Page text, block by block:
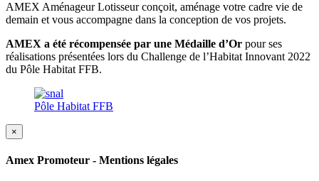
AMEX Aménageur Lotisseur conçoit, aménage votre cadre vie de
demain et vous accompagne dans la conception de vos projets.
AMEX a été récompensée par une Médaille d’Or pour ses
réalisations présentées lors du Challenge de l’Habitat Innovant 2022
du Pôle Habitat FFB.
Pôle Habitat FFB
×
Amex Promoteur - Mentions légales